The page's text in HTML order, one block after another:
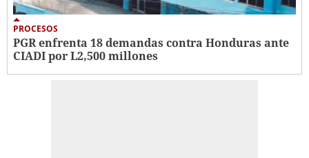
PROCESOS
PGR enfrenta 18 demandas contra Honduras ante
CIADI por L2,500 millones